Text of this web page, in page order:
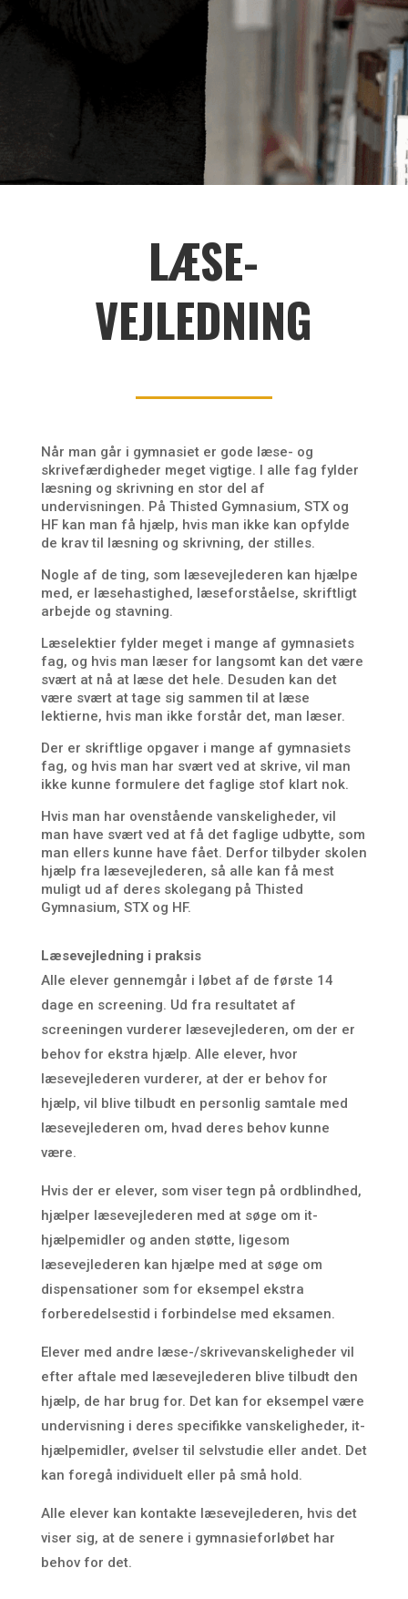
LÆSE-
VEJLEDNING
Når man går i gymnasiet er gode læse- og
skrivefærdigheder meget vigtige. I alle fag fylder
læsning og skrivning en stor del af
undervisningen. På Thisted Gymnasium, STX og
HF kan man få hjælp, hvis man ikke kan opfylde
de krav til læsning og skrivning, der stilles.
Nogle af de ting, som læsevejlederen kan hjælpe
med, er læsehastighed, læseforståelse, skriftligt
arbejde og stavning.
Læselektier fylder meget i mange af gymnasiets
fag, og hvis man læser for langsomt kan det være
svært at nå at læse det hele. Desuden kan det
være svært at tage sig sammen til at læse
lektierne, hvis man ikke forstår det, man læser.
Der er skriftlige opgaver i mange af gymnasiets
fag, og hvis man har svært ved at skrive, vil man
ikke kunne formulere det faglige stof klart nok.
Hvis man har ovenstående vanskeligheder, vil
man have svært ved at få det faglige udbytte, som
man ellers kunne have fået. Derfor tilbyder skolen
hjælp fra læsevejlederen, så alle kan få mest
muligt ud af deres skolegang på Thisted
Gymnasium, STX og HF.
Læsevejledning i praksis
Alle elever gennemgår i løbet af de første 14
dage en screening. Ud fra resultatet af
screeningen vurderer læsevejlederen, om der er
behov for ekstra hjælp. Alle elever, hvor
læsevejlederen vurderer, at der er behov for
hjælp, vil blive tilbudt en personlig samtale med
læsevejlederen om, hvad deres behov kunne
være.
Hvis der er elever, som viser tegn på ordblindhed,
hjælper læsevejlederen med at søge om it-
hjælpemidler og anden støtte, ligesom
læsevejlederen kan hjælpe med at søge om
dispensationer som for eksempel ekstra
forberedelsestid i forbindelse med eksamen.
Elever med andre læse-/skrivevanskeligheder vil
efter aftale med læsevejlederen blive tilbudt den
hjælp, de har brug for. Det kan for eksempel være
undervisning i deres specifikke vanskeligheder, it-
hjælpemidler, øvelser til selvstudie eller andet. Det
kan foregå individuelt eller på små hold.
Alle elever kan kontakte læsevejlederen, hvis det
viser sig, at de senere i gymnasieforløbet har
behov for det.